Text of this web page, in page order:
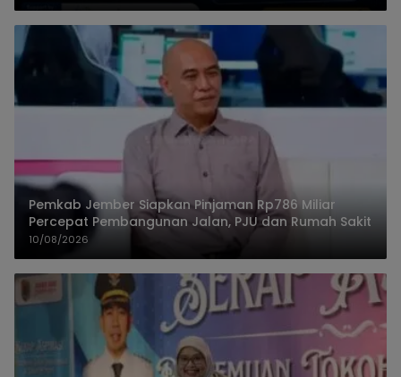
Pemkab Jember Siapkan Pinjaman Rp786 Miliar
Percepat Pembangunan Jalan, PJU dan Rumah Sakit
10/08/2026